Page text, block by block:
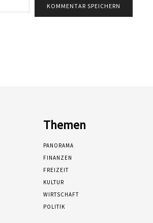
Mail:*
Themen
PANORAMA
FINANZEN
FREIZEIT
KULTUR
WIRTSCHAFT
POLITIK